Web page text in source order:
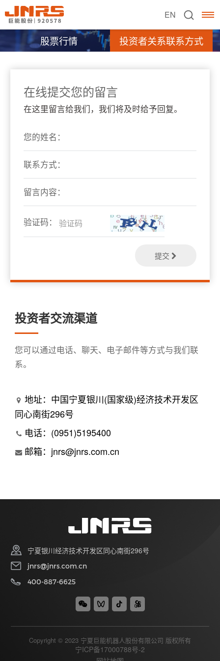
EN
股票行情 投资者关系联系方式
在线提交您的留言
在这里留言给我们，我们将及时给予回复。
您的姓名：
联系方式：
留言内容：
验证码：
提交
投资者交流渠道
您可以通过电话、聊天、电子邮件等方式与我们联
系。
地址：中国宁夏银川(国家级)经济技术开发区
同心南街296号
电话：(0951)5195400
邮箱：jnrs@jnrs.com.cn
宁夏银川经济技术开发区同心南街296号
jnrs@jnrs.com.cn
400-887-6625
Copyright © 2023 宁夏巨能机器人股份有限公司 版权所有
宁ICP备17000788号-2